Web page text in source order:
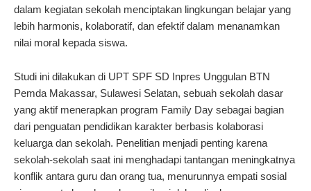
dalam kegiatan sekolah menciptakan lingkungan belajar yang
lebih harmonis, kolaboratif, dan efektif dalam menanamkan
nilai moral kepada siswa.
Studi ini dilakukan di UPT SPF SD Inpres Unggulan BTN
Pemda Makassar, Sulawesi Selatan, sebuah sekolah dasar
yang aktif menerapkan program Family Day sebagai bagian
dari penguatan pendidikan karakter berbasis kolaborasi
keluarga dan sekolah. Penelitian menjadi penting karena
sekolah-sekolah saat ini menghadapi tantangan meningkatnya
konflik antara guru dan orang tua, menurunnya empati sosial